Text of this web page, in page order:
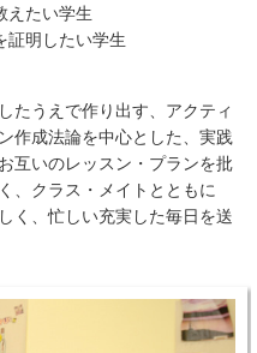
えたい学生
証明したい学生
たうえで作り出す、アクティ
作成法論を中心とした、実践
互いのレッスン・プランを批
、クラス・メイトとともに
く、忙しい充実した毎日を送